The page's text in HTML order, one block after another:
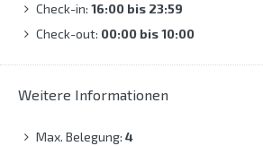
Check-in: 16:00 bis 23:59
Check-out: 00:00 bis 10:00
Weitere Informationen
Max. Belegung: 4